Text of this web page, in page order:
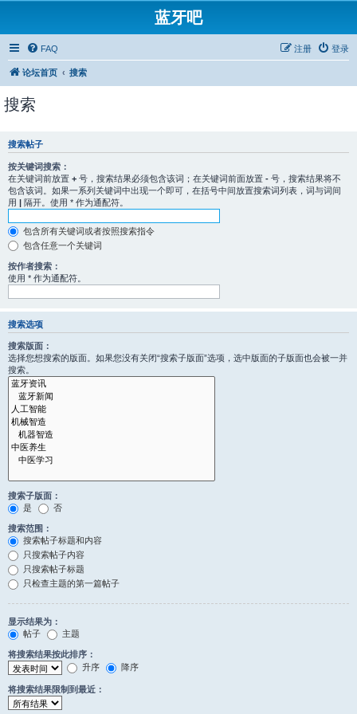
蓝牙吧
FAQ 登录
注册
论坛首页 搜索
搜索
搜索帖子
按关键词搜索：
在关键词前放置 + 号，搜索结果必须包含该词；在关键词前面放置 - 号，搜索结果将不
包含该词。如果一系列关键词中出现一个即可，在括号中间放置搜索词列表，词与词间
用 | 隔开。使用 * 作为通配符。
包含所有关键词或者按照搜索指令
包含任意一个关键词
按作者搜索：
使用 * 作为通配符。
搜索选项
搜索版面：
选择您想搜索的版面。如果您没有关闭“搜索子版面”选项，选中版面的子版面也会被一并
搜索。
搜索子版面：
是
否
搜索范围：
搜索帖子标题和内容
只搜索帖子内容
只搜索帖子标题
只检查主题的第一篇帖子
显示结果为：
帖子
主题
将搜索结果按此排序：
升序
降序
将搜索结果限制到最近：